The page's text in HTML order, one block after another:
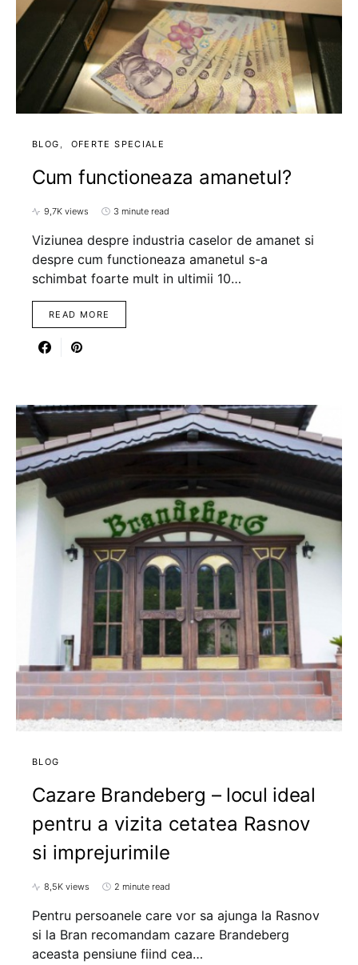
BLOG OFERTE SPECIALE
Cum functioneaza amanetul?
9,7K views 3 minute read
Viziunea despre industria caselor de amanet si
despre cum functioneaza amanetul s-a
schimbat foarte mult in ultimii 10…
READ MORE
BLOG
Cazare Brandeberg – locul ideal
pentru a vizita cetatea Rasnov
si imprejurimile
8,5K views 2 minute read
Pentru persoanele care vor sa ajunga la Rasnov
si la Bran recomandam cazare Brandeberg
aceasta pensiune fiind cea…